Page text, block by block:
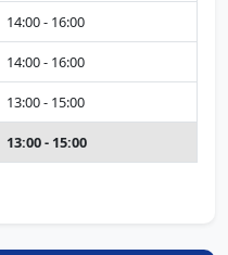
14:00 - 16:00
14:00 - 16:00
13:00 - 15:00
13:00 - 15:00